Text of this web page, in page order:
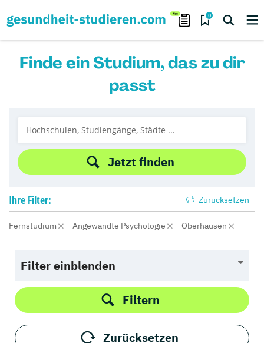
0
Finde ein Studium, das zu dir
passt
Jetzt finden
Ihre Filter: Zurücksetzen
Fernstudium Angewandte Psychologie Oberhausen
Filter einblenden
Filtern
Zurücksetzen